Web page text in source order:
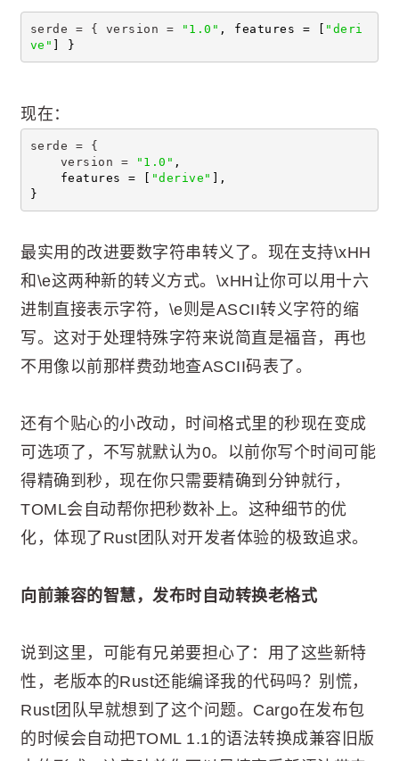
serde = { version = "1.0" , features = [ "deri
ve" ] }
现在：
serde = {
version =
"1.0" ,
features = [ "derive" ],
}
最实用的改进要数字符串转义了。现在支持\xHH
和\e这两种新的转义方式。\xHH让你可以用十六
进制直接表示字符，\e则是ASCII转义字符的缩
写。这对于处理特殊字符来说简直是福音，再也
不用像以前那样费劲地查ASCII码表了。
还有个贴心的小改动，时间格式里的秒现在变成
可选项了，不写就默认为0。以前你写个时间可能
得精确到秒，现在你只需要精确到分钟就行，
TOML会自动帮你把秒数补上。这种细节的优
化，体现了Rust团队对开发者体验的极致追求。
向前兼容的智慧，发布时自动转换老格式
说到这里，可能有兄弟要担心了：用了这些新特
性，老版本的Rust还能编译我的代码吗？别慌，
Rust团队早就想到了这个问题。Cargo在发布包
的时候会自动把TOML 1.1的语法转换成兼容旧版